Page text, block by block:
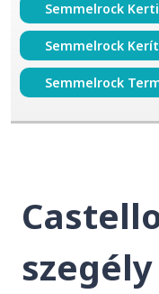
Semmelrock
Semmelrock
Semmelrock